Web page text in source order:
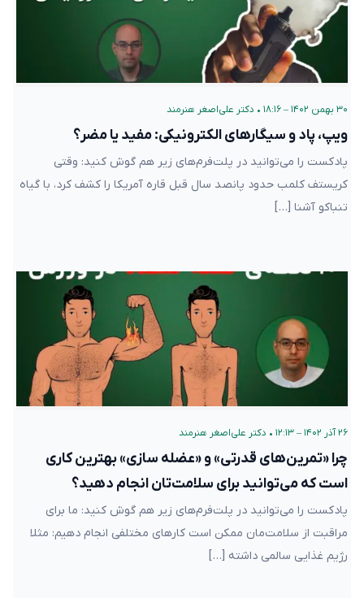
۳۰ بهمن ۱۴۰۲ – ۱۸:۱۶ • دکتر علی‌اصغر هنرمند
ویپ، پاد و سیگارهای الکترونیکی: مفید یا مضر؟
پادکست را می‌توانید در پلت‌فرم‌های زیر هم گوش کنید: وقتی
کریستف کلمب حدود پانصد سال قبل قاره آمریکا را کشف کرد، با گیاه
تنباکو آشنا […]
۲۶ آذر ۱۴۰۲ – ۱۲:۱۳ • دکتر علی‌اصغر هنرمند
چرا «تمرین‌های قدرتی» و «عضله سازی» بهترین کاری
است که می‌توانید برای سلامت‌تان انجام دهید؟
پادکست را می‌توانید در پلت‌فرم‌های زیر هم گوش کنید: ما برای
مراقبت از سلامت‌مان ممکن است کارهای مختلفی انجام دهیم: مثلا
رژیم غذایی سالمی داشته […]